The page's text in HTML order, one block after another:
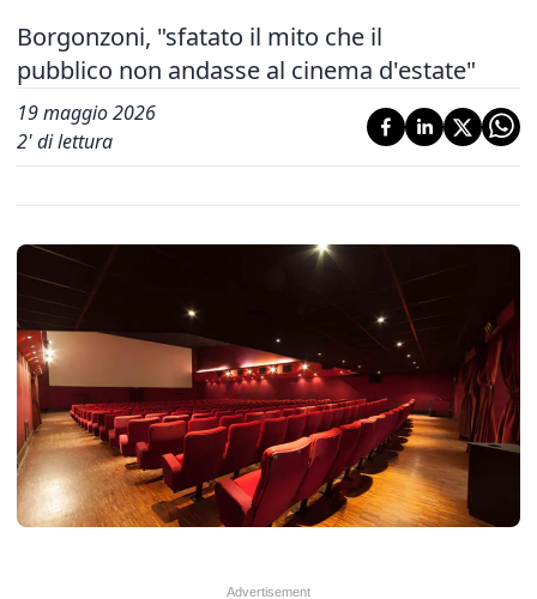
Borgonzoni, "sfatato il mito che il
pubblico non andasse al cinema d'estate"
19 maggio 2026
2' di lettura